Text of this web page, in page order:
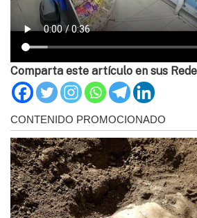
Comparta este artículo en sus